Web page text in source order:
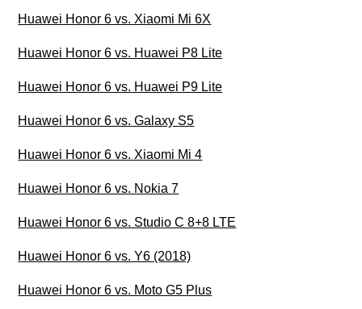
Huawei Honor 6 vs. Xiaomi Mi 6X
Huawei Honor 6 vs. Huawei P8 Lite
Huawei Honor 6 vs. Huawei P9 Lite
Huawei Honor 6 vs. Galaxy S5
Huawei Honor 6 vs. Xiaomi Mi 4
Huawei Honor 6 vs. Nokia 7
Huawei Honor 6 vs. Studio C 8+8 LTE
Huawei Honor 6 vs. Y6 (2018)
Huawei Honor 6 vs. Moto G5 Plus